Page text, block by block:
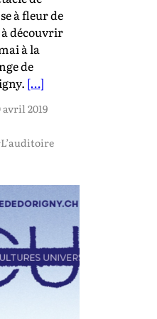
à fleur de
découvrir
à la
de
[…]
avril 2019
L’auditoire